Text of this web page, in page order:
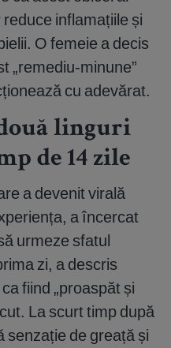
inflamațiile și
O femeie a decis
„remediu-minune”
cu adevărat.
linguri
de 14 zile
a devenit virală
a încercat
urmeze sfatul
zi, a descris
fiind „proaspăt și
La scurt timp după
senzație de greață și